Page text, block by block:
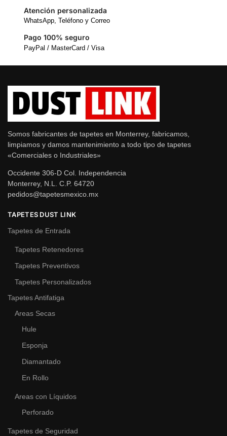
Atención personalizada
WhatsApp, Teléfono y Correo
Pago 100% seguro
PayPal / MasterCard / Visa
Somos fabricantes de tapetes en Monterrey, fabricamos,
limpiamos y damos mantenimiento a todo tipo de tapetes
«Comerciales o Industriales»
Occidente 306-D Col. Independencia
Monterrey, N.L. C.P. 64720
pedidos@tapetesmexico.mx
TAPETES DUST LINK
Tapetes de Entrada
Tapetes Retenedores
Tapetes Preventivos
Tapetes Personalizados
Tapetes Antifatiga
Areas Secas
Hule
Esponja
Diamantado
En Rollo
Areas con Líquidos
Perforado
Tapetes de Seguridad